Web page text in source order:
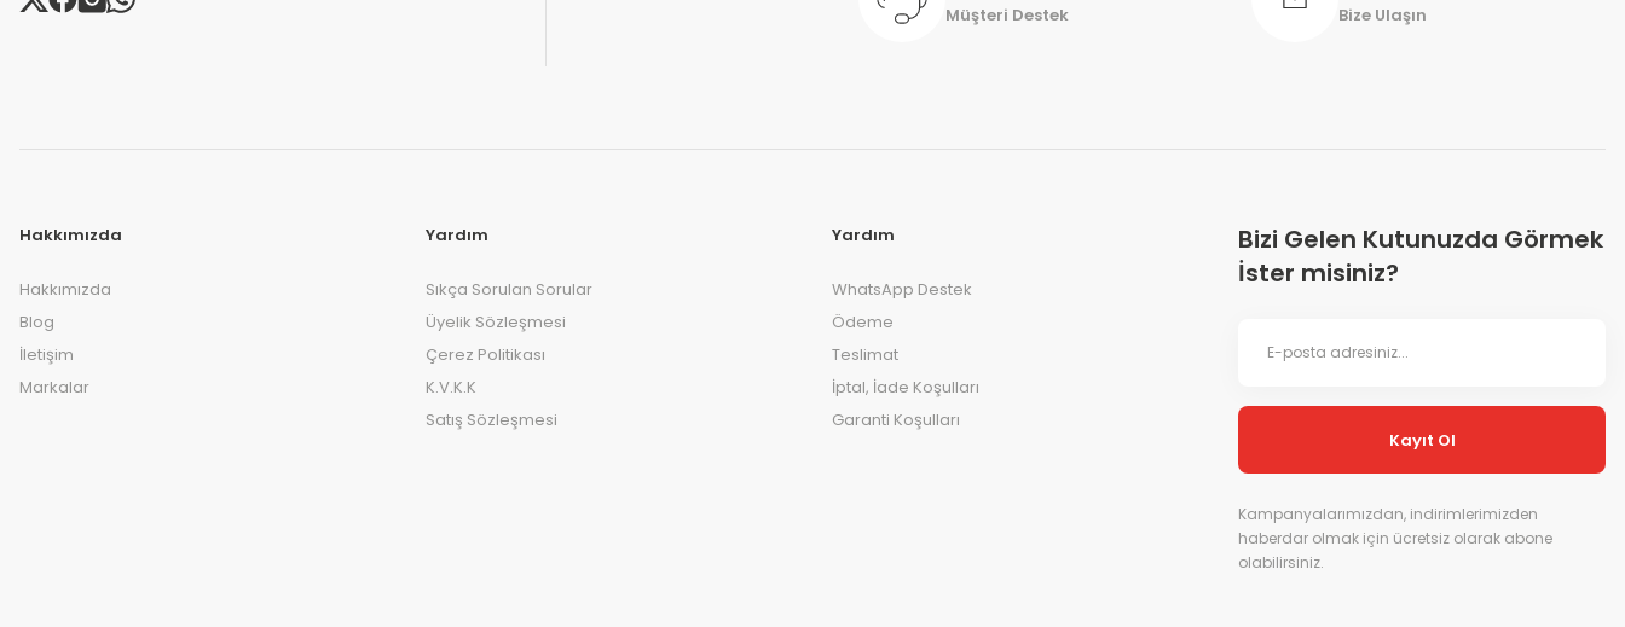
Müşteri Destek Bize Ulaşın
Hakkımızda
Hakkımızda
Blog
İletişim
Markalar
Yardım
Sıkça Sorulan Sorular
Üyelik Sözleşmesi
Çerez Politikası
K.V.K.K
Satış Sözleşmesi
Yardım
WhatsApp Destek
Ödeme
Teslimat
İptal, İade Koşulları
Garanti Koşulları
Bizi Gelen Kutunuzda Görmek
İster misiniz?
Kayıt Ol
Kampanyalarımızdan, indirimlerimizden
haberdar olmak için ücretsiz olarak abone
olabilirsiniz.